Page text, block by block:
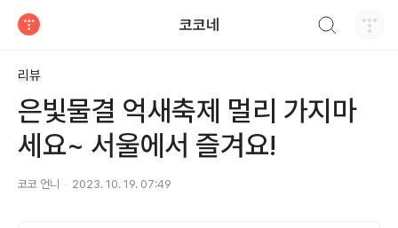
코코네
리뷰
은빛물결 억새축제 멀리 가지마
세요~ 서울에서 즐겨요!
코코 언니 2023. 10. 19. 07:49